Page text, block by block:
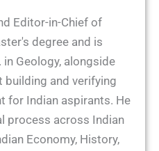
Editor-in-Chief of
degree and is
Geology, alongside
building and verifying
for Indian aspirants. He
process across Indian
Economy, History,